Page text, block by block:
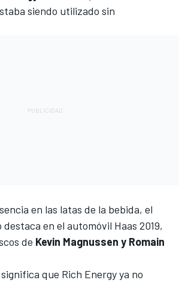
siendo utilizado sin
en las latas de la bebida, el
en el automóvil Haas 2019,
de Kevin Magnussen y Romain
que Rich Energy ya no